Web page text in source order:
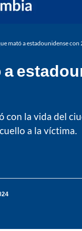
mató a estadounidense
con la vida del
a la víctima.